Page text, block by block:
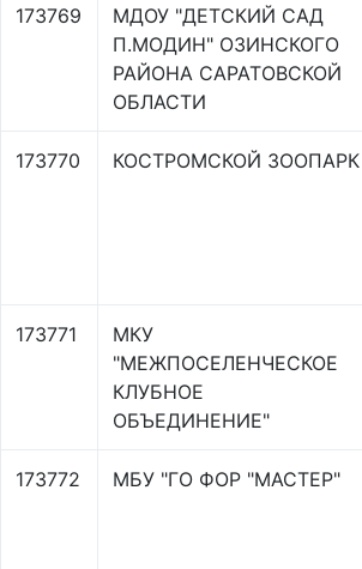
173769
МДОУ "ДЕТСКИЙ САД
П.МОДИН" ОЗИНСКОГО
РАЙОНА САРАТОВСКОЙ
ОБЛАСТИ
173770 КОСТРОМСКОЙ ЗООПАРК
173771
МКУ
"МЕЖПОСЕЛЕНЧЕСКОЕ
КЛУБНОЕ
ОБЪЕДИНЕНИЕ"
173772 МБУ "ГО ФОР "МАСТЕР"